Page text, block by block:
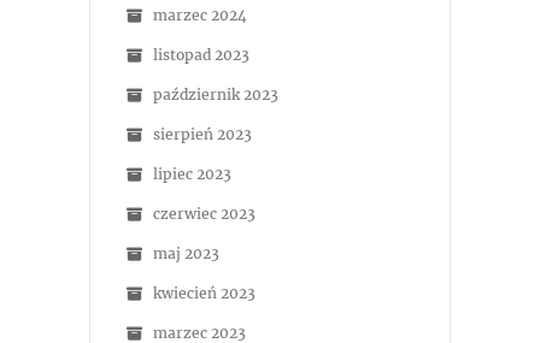
marzec 2024
listopad 2023
październik 2023
sierpień 2023
lipiec 2023
czerwiec 2023
maj 2023
kwiecień 2023
marzec 2023